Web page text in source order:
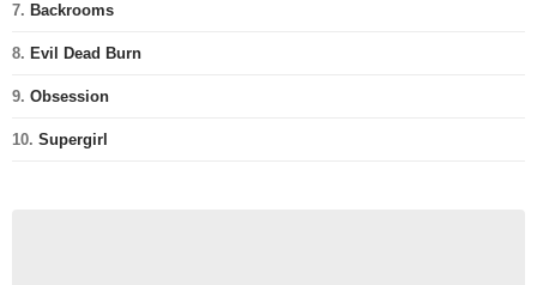
7. Backrooms
8. Evil Dead Burn
9. Obsession
10. Supergirl